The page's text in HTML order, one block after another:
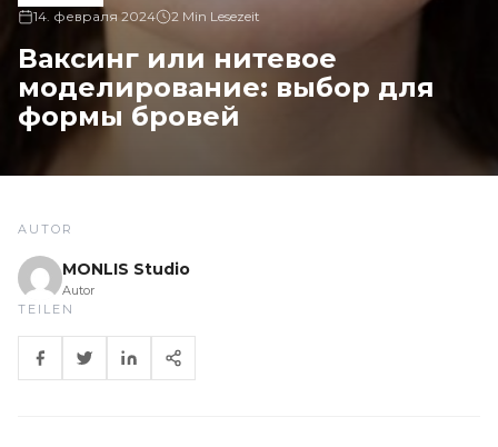
14. февраля 2024 2 Min Lesezeit
Ваксинг или нитевое
моделирование: выбор для
формы бровей
AUTOR
MONLIS Studio
Autor
TEILEN